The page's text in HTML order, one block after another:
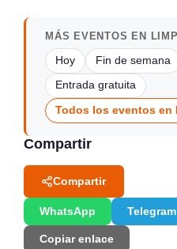
MÁS EVENTOS EN
Hoy Fin de semana
Entrada gratuita
Todos los eventos en
Compartir
Compartir
WhatsApp Telegram
Copiar enlace